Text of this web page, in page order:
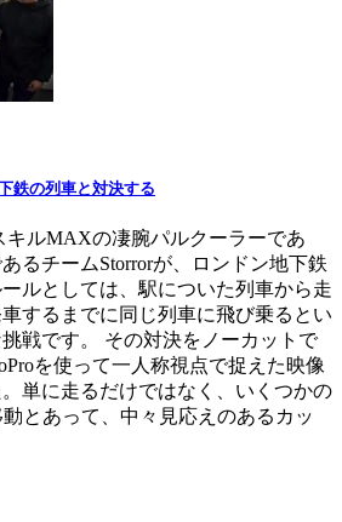
鉄の列車と対決する
キルMAXの凄腕パルクーラーであ
るチームStorrorが、ロンドン地下鉄
ルとしては、駅についた列車から走
するまでに同じ列車に飛び乗るとい
戦です。 その対決をノーカットで
を使って一人称視点で捉えた映像
単に走るだけではなく、いくつかの
とあって、中々見応えのあるカッ